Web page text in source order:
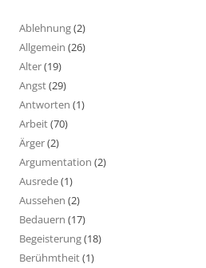
Ablehnung(2)
Allgemein (26)
Alter(19)
Angst(29)
Antworten (1)
Arbeit(70)
Ärger(2)
Argumentation (2)
Ausrede(1)
Aussehen (2)
Bedauern (17)
Begeisterung(18)
Berühmtheit(1)